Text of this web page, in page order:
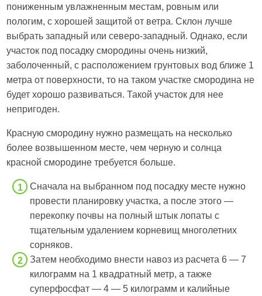
пониженным увлажненным местам, ровным или
пологим, с хорошей защитой от ветра. Склон лучше
выбрать западный или северо-западный. Однако, если
участок под посадку смородины очень низкий,
заболоченный, с расположением грунтовых вод ближе 1
метра от поверхности, то на таком участке смородина не
будет хорошо развиваться. Такой участок для нее
непригоден.
Красную смородину нужно размещать на несколько
более возвышенном месте, чем черную и солнца
красной смородине требуется больше.
Сначала на выбранном под посадку месте нужно
провести планировку участка, а после этого —
перекопку почвы на полный штык лопаты с
тщательным удалением корневищ многолетних
сорняков.
Затем необходимо внести навоз из расчета 6 — 7
килограмм на 1 квадратный метр, а также
суперфосфат — 4 — 5 килограмм и калийные